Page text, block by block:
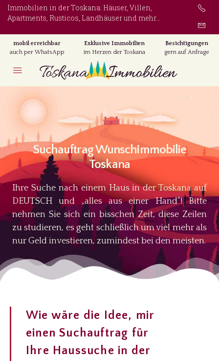
Immobilien in der Toskana: Häuser, Villen,
Apartments, Rusticos, Landhäuser und mehr...
mobil erreichbar
auch per WhatsApp
Exklusive Immobilien
im Herzen der Toskana
Besichtigungen
gern auf Anfrage
Suchauftrag Wunschimmobilie
Toskana
Ihre Suche nach einem Haus in der Toskana auf
DEUTSCH und „alles aus einer Hand“!Bitte
nehmen Sie sich ein bisschen Zeit, diese Zeilen
zu studieren, es geht schließlich um viel mehr als
nur Geld investieren, zumindest bei den meisten.
Wie wäre die Idee, mir
einen Suchauftrag für
Ihre Haussuche in der